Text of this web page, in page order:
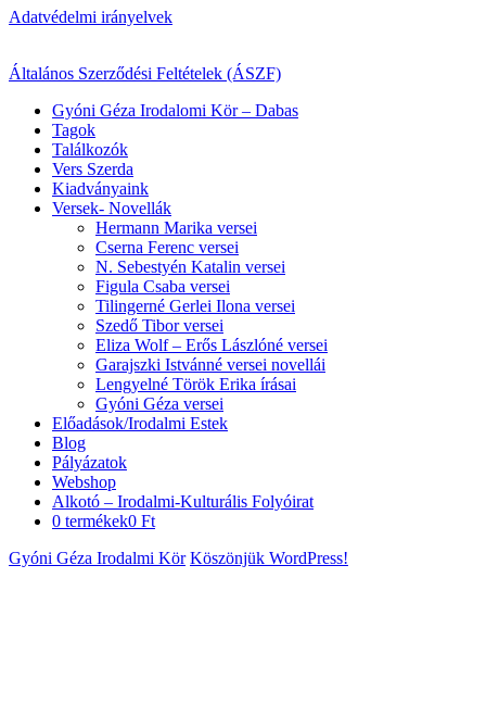
Adatvédelmi irányelvek
Általános Szerződési Feltételek (ÁSZF)
Gyóni Géza Irodalomi Kör – Dabas
Tagok
Találkozók
Vers Szerda
Kiadványaink
Versek- Novellák
Hermann Marika versei
Cserna Ferenc versei
N. Sebestyén Katalin versei
Figula Csaba versei
Tilingerné Gerlei Ilona versei
Szedő Tibor versei
Eliza Wolf – Erős Lászlóné versei
Garajszki Istvánné versei novellái
Lengyelné Török Erika írásai
Gyóni Géza versei
Előadások/Irodalmi Estek
Blog
Pályázatok
Webshop
Alkotó – Irodalmi-Kulturális Folyóirat
0 termékek0 Ft
Gyóni Géza Irodalmi Kör Köszönjük WordPress!